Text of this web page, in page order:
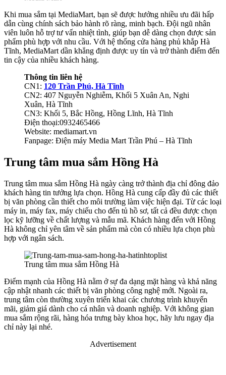
Khi mua sắm tại MediaMart, bạn sẽ được hưởng nhiều ưu đãi hấp
dẫn cùng chính sách bảo hành rõ ràng, minh bạch. Đội ngũ nhân
viên luôn hỗ trợ tư vấn nhiệt tình, giúp bạn dễ dàng chọn được sản
phẩm phù hợp với nhu cầu. Với hệ thống cửa hàng phủ khắp Hà
Tĩnh, MediaMart dần khẳng định được uy tín và trở thành điểm đến
tin cậy của nhiều khách hàng.
Thông tin liên hệ
CN1: 120 Trần Phú, Hà Tĩnh
CN2: 407 Nguyễn Nghiễm, Khối 5 Xuân An, Nghi
Xuân, Hà Tĩnh
CN3: Khối 5, Bắc Hồng, Hồng Lĩnh, Hà Tĩnh
Điện thoại:0932465466
Website: mediamart.vn
Fanpage: Điện máy Media Mart Trần Phú – Hà Tĩnh
Trung tâm mua sắm Hồng Hà
Trung tâm mua sắm Hồng Hà ngày càng trở thành địa chỉ đông đảo
khách hàng tin tưởng lựa chọn. Hồng Hà cung cấp đầy đủ các thiết
bị văn phòng cần thiết cho môi trường làm việc hiện đại. Từ các loại
máy in, máy fax, máy chiếu cho đến tủ hồ sơ, tất cả đều được chọn
lọc kỹ lưỡng về chất lượng và mẫu mã. Khách hàng đến với Hồng
Hà không chỉ yên tâm về sản phẩm mà còn có nhiều lựa chọn phù
hợp với ngân sách.
Trung tâm mua sắm Hồng Hà
Điểm mạnh của Hồng Hà nằm ở sự đa dạng mặt hàng và khả năng
cập nhật nhanh các thiết bị văn phòng công nghệ mới. Ngoài ra,
trung tâm còn thường xuyên triển khai các chương trình khuyến
mãi, giảm giá dành cho cá nhân và doanh nghiệp. Với không gian
mua sắm rộng rãi, hàng hóa trưng bày khoa học, hãy lưu ngay địa
chỉ này lại nhé.
Advertisement